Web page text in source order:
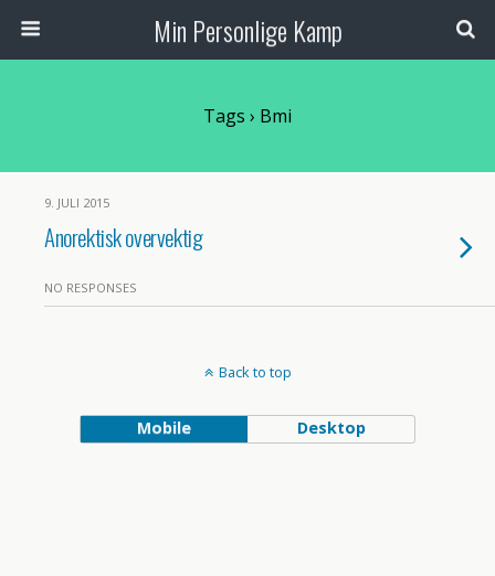
Min Personlige Kamp
Tags › Bmi
9. JULI 2015
Anorektisk overvektig
NO RESPONSES
Back to top
Mobile Desktop